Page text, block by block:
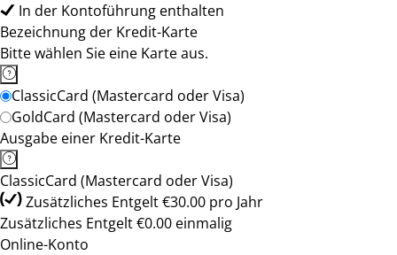
In der Kontoführung enthalten
Bezeichnung der Kredit-Karte
Bitte wählen Sie eine Karte aus.
ClassicCard (Mastercard oder Visa)
GoldCard (Mastercard oder Visa)
Ausgabe einer Kredit-Karte
ClassicCard (Mastercard oder Visa)
Zusätzliches Entgelt €30.00 pro Jahr
Zusätzliches Entgelt €0.00 einmalig
Online-Konto